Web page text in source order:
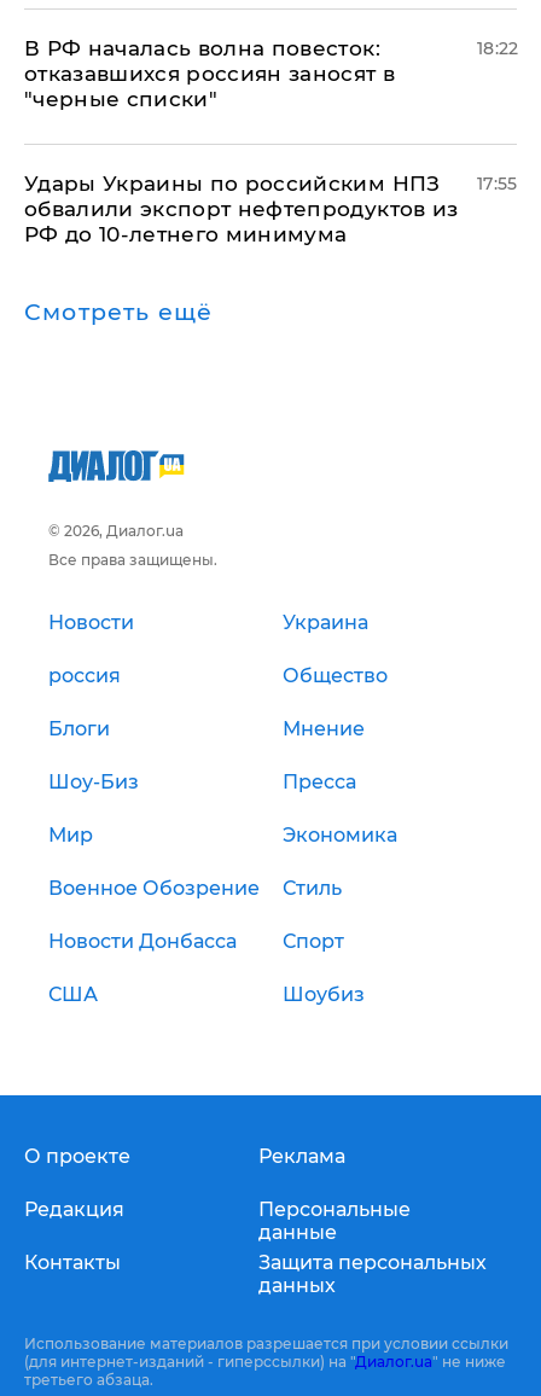
​В РФ началась волна повесток:
отказавшихся россиян заносят в
"черные списки"
18:22
Удары Украины по российским НПЗ
обвалили экспорт нефтепродуктов из
РФ до 10-летнего минимума
17:55
Смотреть ещё
© 2026, Диалог.ua
Все права защищены.
Новости Украина
россия Общество
Блоги Мнение
Шоу-Биз Пресса
Мир Экономика
Военное Обозрение Стиль
Новости Донбасса Спорт
США Шоубиз
О проекте
Редакция
Контакты
Реклама
Персональные
данные
Защита персональных
данных
Использование материалов разрешается при условии ссылки
(для интернет-изданий - гиперссылки) на "Диалог.ua" не ниже
третьего абзаца.